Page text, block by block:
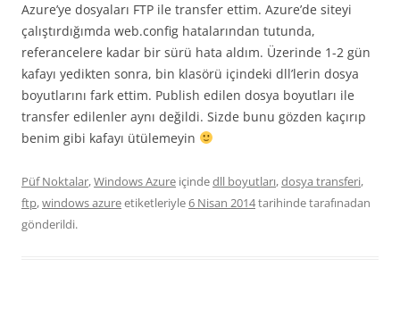
Azure’ye dosyaları FTP ile transfer ettim. Azure’de siteyi
çalıştırdığımda web.config hatalarından tutunda,
referancelere kadar bir sürü hata aldım. Üzerinde 1-2 gün
kafayı yedikten sonra, bin klasörü içindeki dll’lerin dosya
boyutlarını fark ettim. Publish edilen dosya boyutları ile
transfer edilenler aynı değildi. Sizde bunu gözden kaçırıp
benim gibi kafayı ütülemeyin
Püf Noktalar,Windows Azure içindedll boyutları,dosya transferi,
ftp,windows azureetiketleriyle6 Nisan 2014tarihindetarafınadan
gönderildi.